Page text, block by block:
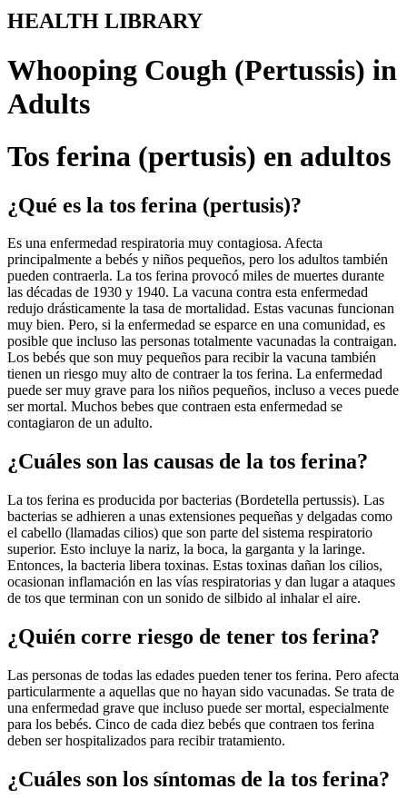
HEALTH LIBRARY
Whooping Cough (Pertussis) in
Adults
Tos ferina (pertusis) en adultos
¿Qué es la tos ferina (pertusis)?
Es una enfermedad respiratoria muy contagiosa. Afecta
principalmente a bebés y niños pequeños, pero los adultos también
pueden contraerla. La tos ferina provocó miles de muertes durante
las décadas de 1930 y 1940. La vacuna contra esta enfermedad
redujo drásticamente la tasa de mortalidad. Estas vacunas funcionan
muy bien. Pero, si la enfermedad se esparce en una comunidad, es
posible que incluso las personas totalmente vacunadas la contraigan.
Los bebés que son muy pequeños para recibir la vacuna también
tienen un riesgo muy alto de contraer la tos ferina. La enfermedad
puede ser muy grave para los niños pequeños, incluso a veces puede
ser mortal. Muchos bebes que contraen esta enfermedad se
contagiaron de un adulto.
¿Cuáles son las causas de la tos ferina?
La tos ferina es producida por bacterias (Bordetella pertussis). Las
bacterias se adhieren a unas extensiones pequeñas y delgadas como
el cabello (llamadas cilios) que son parte del sistema respiratorio
superior. Esto incluye la nariz, la boca, la garganta y la laringe.
Entonces, la bacteria libera toxinas. Estas toxinas dañan los cilios,
ocasionan inflamación en las vías respiratorias y dan lugar a ataques
de tos que terminan con un sonido de silbido al inhalar el aire.
¿Quién corre riesgo de tener tos ferina?
Las personas de todas las edades pueden tener tos ferina. Pero afecta
particularmente a aquellas que no hayan sido vacunadas. Se trata de
una enfermedad grave que incluso puede ser mortal, especialmente
para los bebés. Cinco de cada diez bebés que contraen tos ferina
deben ser hospitalizados para recibir tratamiento.
¿Cuáles son los síntomas de la tos ferina?